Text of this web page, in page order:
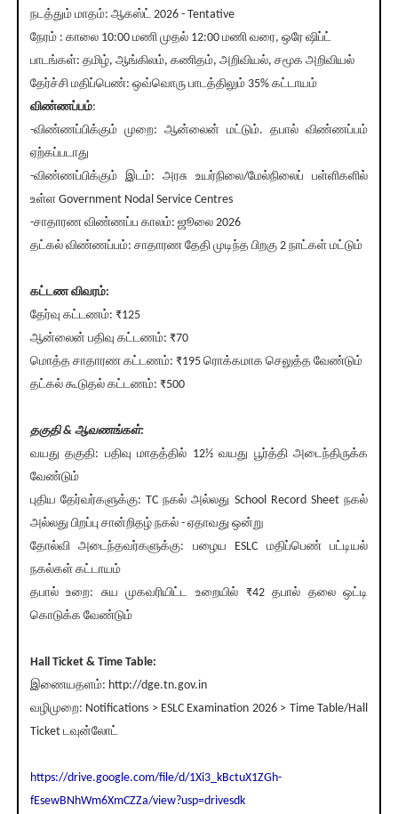
நடத்தும் மாதம்: ஆகஸ்ட் 2026 - Tentative
நேரம் : காலை 10:00 மணி முதல் 12:00 மணி வரை, ஒரே ஷிப்ட்
பாடங்கள்: தமிழ், ஆங்கிலம், கணிதம், அறிவியல், சமூக அறிவியல்
தேர்ச்சி மதிப்பெண்: ஒவ்வொரு பாடத்திலும் 35% கட்டாயம்
விண்ணப்பம்:
-விண்ணப்பிக்கும் முறை: ஆன்லைன் மட்டும். தபால் விண்ணப்பம்
ஏற்கப்படாது
-விண்ணப்பிக்கும் இடம்: அரசு உயர்நிலை/மேல்நிலைப் பள்ளிகளில்
உள்ள Government Nodal Service Centres
-சாதாரண விண்ணப்ப காலம்: ஜூலை 2026
தட்கல் விண்ணப்பம்: சாதாரண தேதி முடிந்த பிறகு 2 நாட்கள் மட்டும்
கட்டண விவரம்:
தேர்வு கட்டணம்: ₹125
ஆன்லைன் பதிவு கட்டணம்: ₹70
மொத்த சாதாரண கட்டணம்: ₹195 ரொக்கமாக செலுத்த வேண்டும்
தட்கல் கூடுதல் கட்டணம்: ₹500
தகுதி & ஆவணங்கள்:
வயது தகுதி: பதிவு மாதத்தில் 12½ வயது பூர்த்தி அடைந்திருக்க
வேண்டும்
புதிய தேர்வர்களுக்கு: TC நகல் அல்லது School Record Sheet நகல்
அல்லது பிறப்பு சான்றிதழ் நகல் - ஏதாவது ஒன்று
தோல்வி அடைந்தவர்களுக்கு: பழைய ESLC மதிப்பெண் பட்டியல்
நகல்கள் கட்டாயம்
தபால் உறை: சுய முகவரியிட்ட உறையில் ₹42 தபால் தலை ஒட்டி
கொடுக்க வேண்டும்
Hall Ticket & Time Table:
இணையதளம்: http://dge.tn.gov.in
வழிமுறை: Notifications > ESLC Examination 2026 > Time Table/Hall
Ticket டவுன்லோட்
https://drive.google.com/file/d/1Xi3_kBctuX1ZGh-
fEsewBNhWm6XmCZZa/view?usp=drivesdk